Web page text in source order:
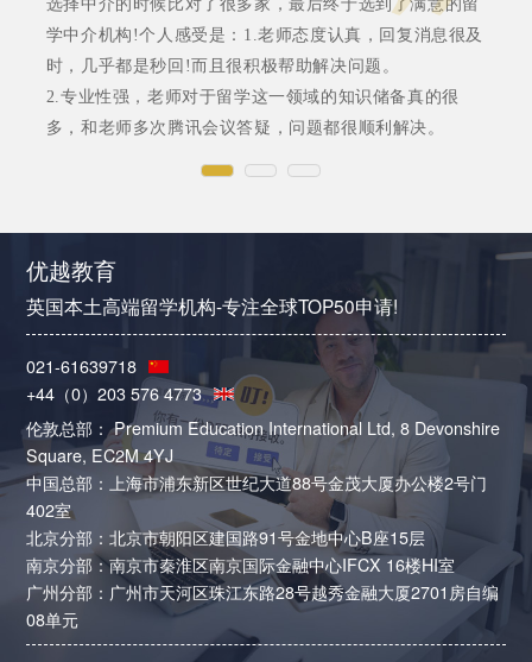
选择中介的时候比对了很多家，最后终于选到了满意的留
学中介机构!个人感受是：1.老师态度认真，回复消息很及
时，几乎都是秒回!而且很积极帮助解决问题。
2.专业性强，老师对于留学这一领域的知识储备真的很
多，和老师多次腾讯会议答疑，问题都很顺利解决。
优越教育
英国本土高端留学机构-专注全球TOP50申请!
021-61639718
+44（0）203 576 4773
伦敦总部： Premium Education International Ltd, 8 Devonshire
Square, EC2M 4YJ
中国总部：上海市浦东新区世纪大道88号金茂大厦办公楼2号门
402室
北京分部：北京市朝阳区建国路91号金地中心B座15层
南京分部：南京市秦淮区南京国际金融中心IFCX 16楼HI室
广州分部：广州市天河区珠江东路28号越秀金融大厦2701房自编
08单元